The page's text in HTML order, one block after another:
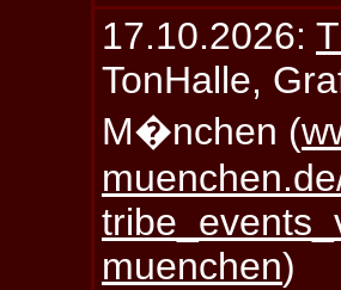
17.10.2026:
TonHalle,
M�nchen (
muenchen)